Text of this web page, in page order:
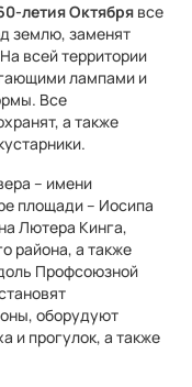
летия Октября все
землю, заменят
всей территории
лампами и
Все
а также
– имени
площади – Иосипа
Лютера Кинга,
района, а также
Профсоюзной
оборудуют
и прогулок, а также